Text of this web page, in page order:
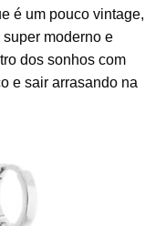
é um pouco vintage,
moderno e
dos sonhos com
e sair arrasando na